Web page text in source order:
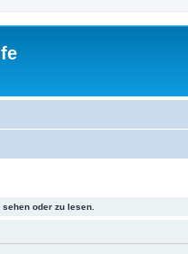
oder zu lesen.